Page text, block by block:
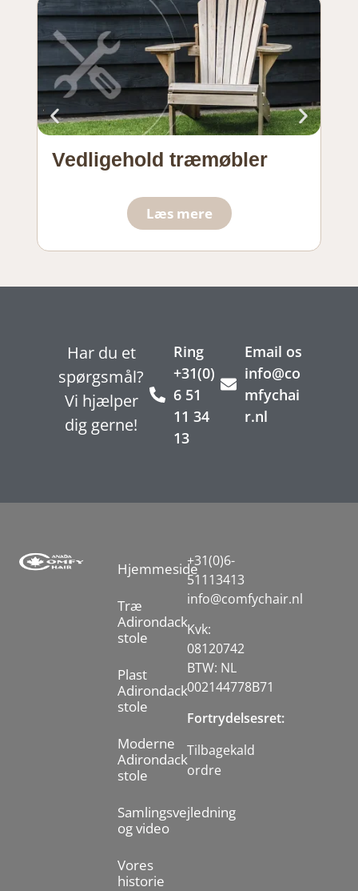
Vedligehold træmøbler
Læs mere
Har du et
spørgsmål?
Vi hjælper
dig gerne!
Ring
+31(0)
6 51
11 34
13
Email os
info@co
mfychai
r.nl
Hjemmeside
Træ
Adirondack
stole
Plast
Adirondack
stole
Moderne
Adirondack
stole
Samlingsvejledning
og video
Vores
historie
+31(0)6-
51113413
info@comfychair.nl
Kvk:
08120742
BTW: NL
002144778B71
Fortrydelsesret:
Tilbagekald
ordre